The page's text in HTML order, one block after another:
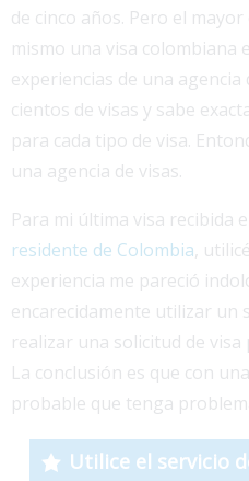
de cinco años. Pero el
mismo una visa colombiana
experiencias de una
cientos de visas y sabe
para cada tipo de visa.
una agencia de visas.
Para mi última visa recibida
residente de Colombia ,
experiencia me pareció
encarecidamente utilizar un
realizar una solicitud de
La conclusión es que con
probable que tenga
Utilice el servicio